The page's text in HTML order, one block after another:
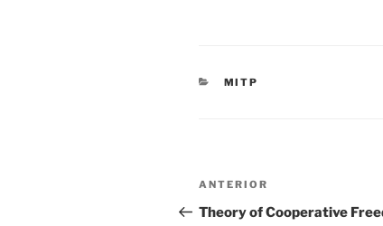
CATEGORIAS
MITP
Navegação
de
Conteúdo
anterior
ANTERIOR
Theory of Cooperative